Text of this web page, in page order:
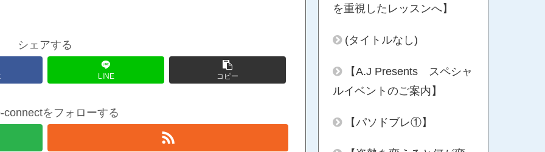
シェアする
LINE コピー
connectをフォローする
を重視したレッスンへ】
(タイトルなし)
【A.J Presents スペシャ
ルイベントのご案内】
【パソドブレ①】